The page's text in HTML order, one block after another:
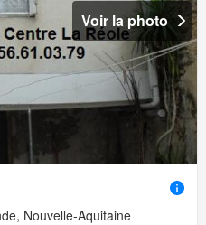
Voir la photo
Nouvelle-Aquitaine